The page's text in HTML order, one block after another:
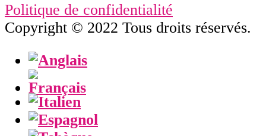
Politique de confidentialité
Copyright © 2022 Tous droits réservés.